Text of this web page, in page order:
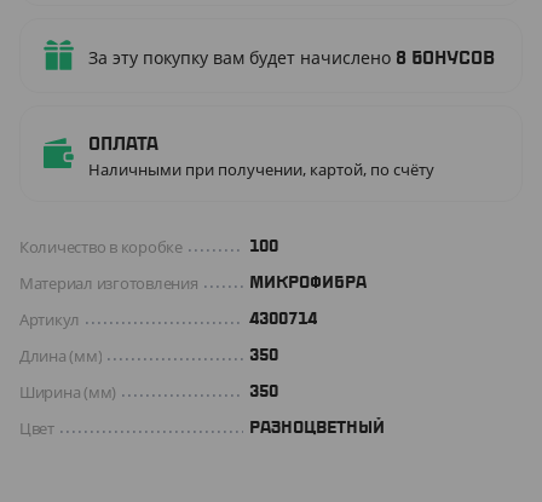
За эту покупку вам будет начислено 8 бонусов
Оплата
Наличными при получении, картой, по счёту
Количество в коробке 100
Материал изготовления МИКРОФИБРА
Артикул 4300714
Длина (мм) 350
Ширина (мм) 350
Цвет РАЗНОЦВЕТНЫЙ